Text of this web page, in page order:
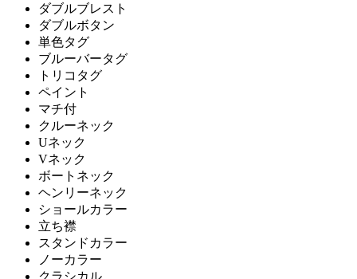
ダブルブレスト
ダブルボタン
単色タグ
ブルーバータグ
トリコタグ
ペイント
マチ付
クルーネック
Uネック
Vネック
ボートネック
ヘンリーネック
ショールカラー
立ち襟
スタンドカラー
ノーカラー
クラシカル